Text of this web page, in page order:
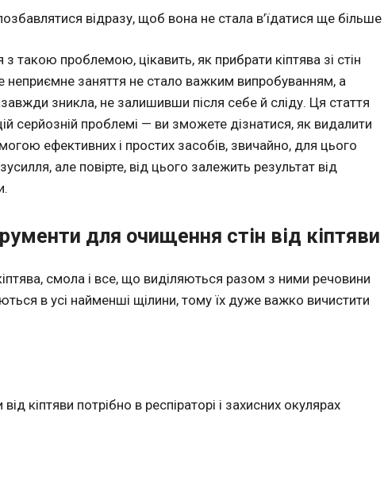
відразу, щоб вона не стала в’їдатися ще більше
з такою проблемою, цікавить, як прибрати кіптява зі стін
неприємне заняття не стало важким випробуванням, а
зникла, не залишивши після себе й сліду. Ця стаття
серйозній проблемі — ви зможете дізнатися, як видалити
ефективних і простих засобів, звичайно, для цього
але повірте, від цього залежить результат від
для очищення стін від кіптяви
смола і все, що виділяються разом з ними речовини
в усі найменші щілини, тому їх дуже важко вичистити
кіптяви потрібно в респіраторі і захисних окулярах